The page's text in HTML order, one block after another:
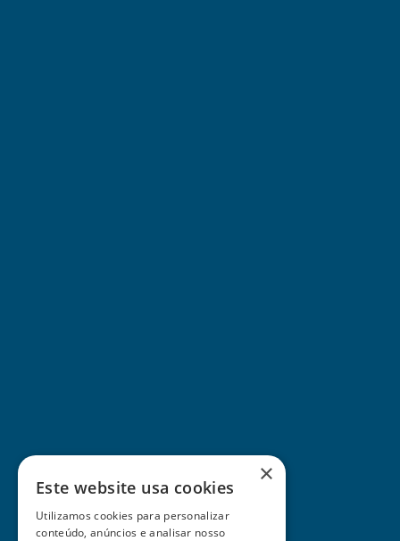
×
Este website usa cookies
Utilizamos cookies para personalizar
conteúdo, anúncios e analisar nosso